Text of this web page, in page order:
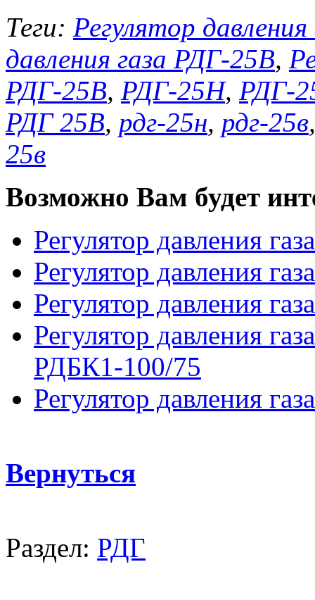
Теги: Регулятор
давления газа РДГ-25В,
РДГ-25В, РДГ-25Н, РДГ-
РДГ 25В, рдг-25н, рдг-25в
25в
Возможно Вам будет
Регулятор давления
Регулятор давления
Регулятор давления
Регулятор давления
РДБК1-100/75
Регулятор давления
Вернуться
Раздел: РДГ